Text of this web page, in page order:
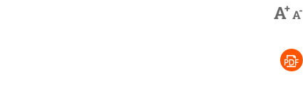
A+A-